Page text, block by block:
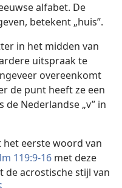
alfabet. De
betekent „huis”.
in het midden van
uitspraak te
overeenkomt
de punt heeft ze een
Nederlandse „v” in
eerste woord van
119:9-16 met deze
de acrostische stijl van